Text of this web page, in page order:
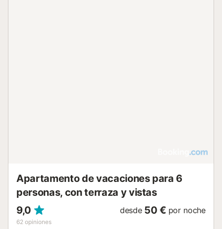
Apartamento de vacaciones para 6
personas, con terraza y vistas
9,0
62 opiniones
desde 50 € por noche